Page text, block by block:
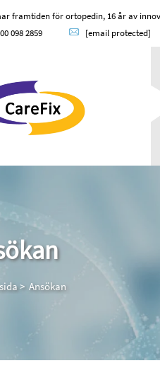
framtiden för ortopedin, 16 år av
098 2859
[email protected]
> Ansökan